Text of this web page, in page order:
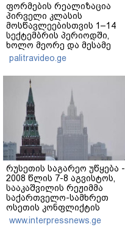
ფორმების რეალიზაცია
პირველი კლასის
მოსწავლეებისთვის 1–14
სექტემბრის პერიოდში,
ხოლო მეორე და მესამე
ეტაპებზე...
palitravideo.ge
რუსეთის საგარეო უწყება -
2008 წლის 7-8 აგვისტოს,
სააკაშვილის რეჟიმმა
საქართველო-სამხრეთ
ოსეთის კონფლიქტის
მშვიდობიანი მოგვარების
შესახებ ყველა
www.interpressnews.ge